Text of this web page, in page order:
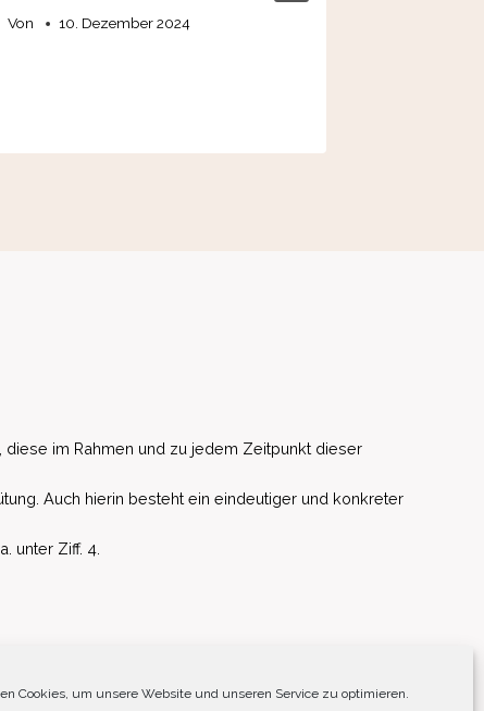
Cookies, um unsere Website und unseren Service zu optimieren.
Von 10. Dezember 2024
im Rahmen und zu jedem Zeitpunkt dieser
Auch hierin besteht ein eindeutiger und konkreter
unter Ziff. 4.